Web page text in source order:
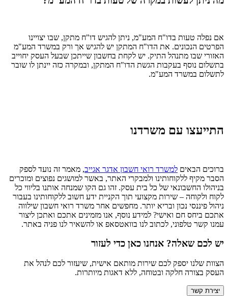
אם נפלה טעות בדו"ח המע"מ, ניתן להגיש דו"ח מתקן, שבו יצויינו
הפרטים הנכונים. את הדו"ח המתקן יש להגיש אך ורק במשרד המע"מ
האזורי שבו מתנהל התיק. יש לקחת בחשבון שייתכן שבעל העסק יחוייב
בתשלום נוסף בעקבות הגשת הדו"ח המתקן, ובמקרה כזה יינתן לו שובר
לתשלום במשרד המע"מ.
התייעצו עם משרדנו
ברוכים הבאים למשרד רואי חשבון אדגר אגייב, מאמר זה נועד לספק
הסבר מקיף ללקוחותינו ולמבקרי האתר, באשר למושגים נפוצים ומוכרים
בניהולו החשבונאי של כל בית עסק. זהו גם הקו שמנחה אותנו בליווי כל
לקוח ולקוחה – שירות מקצועי תוך הקניית ידע חשוב ללקוחותינו בעבור
ניהול פיננסי נכון ובריא יותר. מחפשים אחר משרד רואי חשבון שילווה
אתכם ביחס חם ואישי? למידע נוסף, אנו מזמינים אתכם ואתכן ליצור
עמנו קשר טלפוני, לכתוב לנו בוואטסאפ או להשאיר לנו פניה באתר.
יש לכם שאלה? אנחנו כאן כדי לעזור
הצוות שלנו יספק לכם שירות מותאם אישית, שיעזור לכם לנהל את
העסק בצורה חלקה ובטוחה, ללא דאגות מיותרות.
יצירת קשר